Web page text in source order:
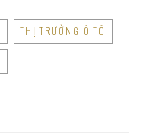
THỊ TRƯỜNG Ô TÔ